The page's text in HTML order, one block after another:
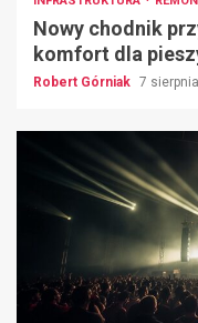
Nowy chodnik
komfort dla
Robert Górniak 7